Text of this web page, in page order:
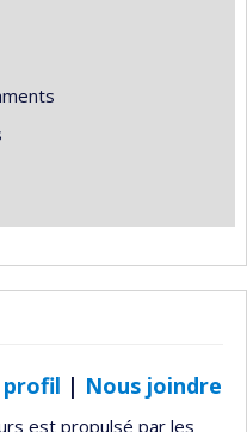
profil | Nous joindre
est propulsé par les